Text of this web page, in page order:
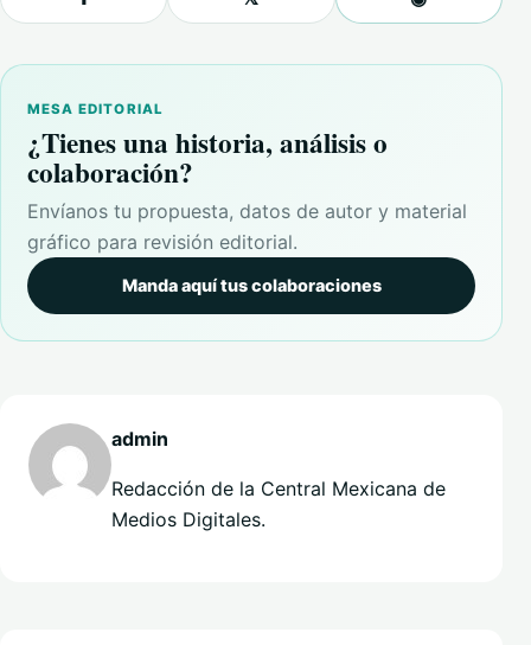
MESA EDITORIAL
¿Tienes una historia, análisis o
colaboración?
Envíanos tu propuesta, datos de autor y material
gráfico para revisión editorial.
Manda aquí tus colaboraciones
admin
Redacción de la Central Mexicana de
Medios Digitales.